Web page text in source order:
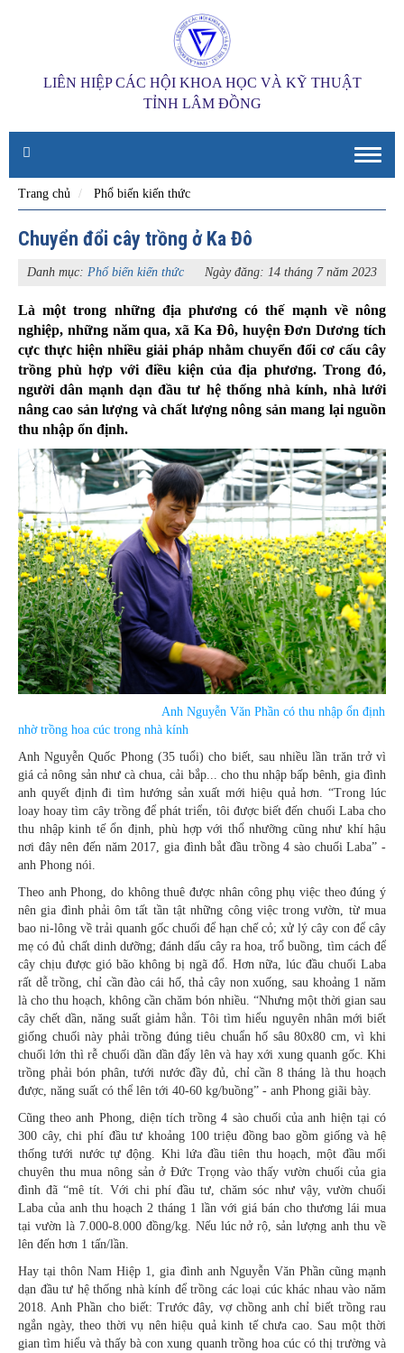
LIÊN HIỆP CÁC HỘI KHOA HỌC VÀ KỸ THUẬT
TỈNH LÂM ĐỒNG
Toggle
Trang chủ
Phổ biến kiến thức
Chuyển đổi cây trồng ở Ka Đô
Danh mục: Phổ biến kiến thức Ngày đăng: 14 tháng 7 năm 2023
Là một trong những địa phương có thế mạnh về nông
nghiệp, những năm qua, xã Ka Đô, huyện Đơn Dương tích
cực thực hiện nhiều giải pháp nhằm chuyển đổi cơ cấu cây
trồng phù hợp với điều kiện của địa phương. Trong đó,
người dân mạnh dạn đầu tư hệ thống nhà kính, nhà lưới
nâng cao sản lượng và chất lượng nông sản mang lại nguồn
thu nhập ổn định.
Anh Nguyễn Văn Phần có thu nhập ổn định
nhờ trồng hoa cúc trong nhà kính
Anh Nguyễn Quốc Phong (35 tuổi) cho biết, sau nhiều lần trăn trở vì
giá cả nông sản như cà chua, cải bắp... cho thu nhập bấp bênh, gia đình
anh quyết định đi tìm hướng sản xuất mới hiệu quả hơn. “Trong lúc
loay hoay tìm cây trồng để phát triển, tôi được biết đến chuối Laba cho
thu nhập kinh tế ổn định, phù hợp với thổ nhưỡng cũng như khí hậu
nơi đây nên đến năm 2017, gia đình bắt đầu trồng 4 sào chuối Laba” -
anh Phong nói.
Theo anh Phong, do không thuê được nhân công phụ việc theo đúng ý
nên gia đình phải ôm tất tần tật những công việc trong vườn, từ mua
bao ni-lông về trải quanh gốc chuối để hạn chế cỏ; xử lý cây con để cây
mẹ có đủ chất dinh dưỡng; đánh dấu cây ra hoa, trổ buồng, tìm cách để
cây chịu được gió bão không bị ngã đổ. Hơn nữa, lúc đầu chuối Laba
rất dễ trồng, chỉ cần đào cái hố, thả cây non xuống, sau khoảng 1 năm
là cho thu hoạch, không cần chăm bón nhiều. “Nhưng một thời gian sau
cây chết dần, năng suất giảm hẳn. Tôi tìm hiểu nguyên nhân mới biết
giống chuối này phải trồng đúng tiêu chuẩn hố sâu 80x80 cm, vì khi
chuối lớn thì rễ chuối dần dần đẩy lên và hay xới xung quanh gốc. Khi
trồng phải bón phân, tưới nước đầy đủ, chỉ cần 8 tháng là thu hoạch
được, năng suất có thể lên tới 40-60 kg/buồng” - anh Phong giãi bày.
Cũng theo anh Phong, diện tích trồng 4 sào chuối của anh hiện tại có
300 cây, chi phí đầu tư khoảng 100 triệu đồng bao gồm giống và hệ
thống tưới nước tự động. Khi lứa đầu tiên thu hoạch, một đầu mối
chuyên thu mua nông sản ở Đức Trọng vào thấy vườn chuối của gia
đình đã “mê tít. Với chi phí đầu tư, chăm sóc như vậy, vườn chuối
Laba của anh thu hoạch 2 tháng 1 lần với giá bán cho thương lái mua
tại vườn là 7.000-8.000 đồng/kg. Nếu lúc nở rộ, sản lượng anh thu về
lên đến hơn 1 tấn/lần.
Hay tại thôn Nam Hiệp 1, gia đình anh Nguyễn Văn Phần cũng mạnh
dạn đầu tư hệ thống nhà kính để trồng các loại cúc khác nhau vào năm
2018. Anh Phần cho biết: Trước đây, vợ chồng anh chỉ biết trồng rau
ngắn ngày, theo thời vụ nên hiệu quả kinh tế chưa cao. Sau một thời
gian tìm hiểu và thấy bà con xung quanh trồng hoa cúc có thị trường và